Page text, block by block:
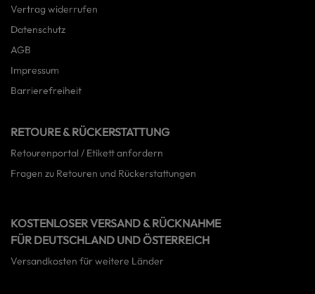
Vertrag widerrufen
Datenschutz
AGB
Impressum
Barrierefreiheit
RETOURE & RÜCKERSTATTUNG
Retourenportal / Etikett anfordern
Fragen zu Retouren und Rückerstattungen
KOSTENLOSER VERSAND & RÜCKNAHME
FÜR DEUTSCHLAND UND ÖSTERREICH
Versandkosten für weitere Länder